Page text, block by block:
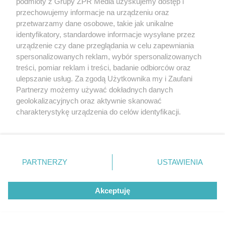
przechowujemy informacje na urządzeniu oraz
przetwarzamy dane osobowe, takie jak unikalne
identyfikatory, standardowe informacje wysyłane przez
urządzenie czy dane przeglądania w celu zapewniania
spersonalizowanych reklam, wybór spersonalizowanych
treści, pomiar reklam i treści, badanie odbiorców oraz
ulepszanie usług. Za zgodą Użytkownika my i Zaufani
Partnerzy możemy używać dokładnych danych
geolokalizacyjnych oraz aktywnie skanować
charakterystykę urządzenia do celów identyfikacji.
zmienić/wycofać klikając przycisk ustawień prywatności
znajdujący się w lewym dolnym rogu strony
rodzaje przetwarzania danych nie wymagają zgody
użytkownika, ale masz prawo sprzeciwić się takiemu
przetwarzaniu. Preferencje będą miały zastosowanie tylko
PARTNERZY USTAWIENIA
Akceptuję